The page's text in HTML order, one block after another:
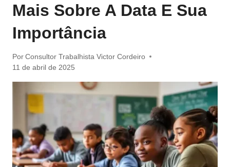
Mais Sobre A Data E Sua
Importância
Por Consultor Trabalhista Victor Cordeiro
11 de abril de 2025